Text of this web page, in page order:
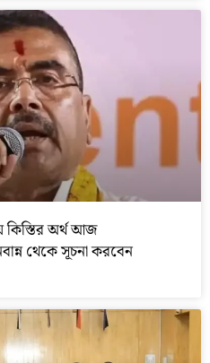
কিস্তির অর্থ আজ
থেকে সূচনা করবেন